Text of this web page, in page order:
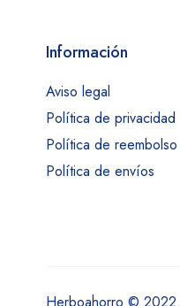
Información
Aviso legal
Política de privacidad
Política de reembolso
Política de envíos